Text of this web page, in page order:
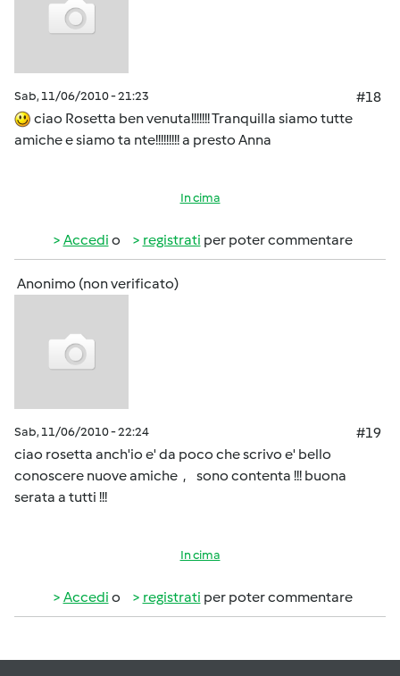
Sab, 11/06/2010 - 21:23
#18
ciao Rosetta ben venuta!!!!!!! Tranquilla siamo tutte
amiche e siamo ta nte!!!!!!!!! a presto Anna
In cima
Accedi o registrati per poter commentare
Anonimo (non verificato)
Sab, 11/06/2010 - 22:24
#19
ciao rosetta anch'io e' da poco che scrivo e' bello
conoscere nuove amiche , sono contenta !!! buona
serata a tutti !!!
In cima
Accedi o registrati per poter commentare